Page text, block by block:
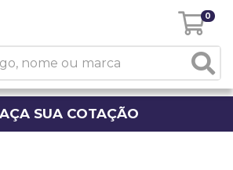
0
SUA COTAÇÃO